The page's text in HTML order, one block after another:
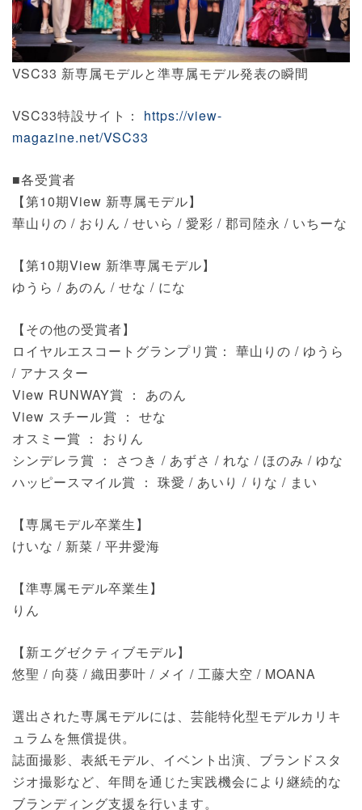
VSC33 新専属モデルと準専属モデル発表の瞬間
VSC33特設サイト： https://view-
magazine.net/VSC33
■各受賞者
【第10期View 新専属モデル】
華山りの / おりん / せいら / 愛彩 / 郡司陸永 / いちーな
【第10期View 新準専属モデル】
ゆうら / あのん / せな / にな
【その他の受賞者】
ロイヤルエスコートグランプリ賞： 華山りの / ゆうら
/ アナスター
View RUNWAY賞 ： あのん
View スチール賞 ： せな
オスミー賞 ： おりん
シンデレラ賞 ： さつき / あずさ / れな / ほのみ / ゆな
ハッピースマイル賞 ： 珠愛 / あいり / りな / まい
【専属モデル卒業生】
けいな / 新菜 / 平井愛海
【準専属モデル卒業生】
りん
【新エグゼクティブモデル】
悠聖 / 向葵 / 織田夢叶 / メイ / 工藤大空 / MOANA
選出された専属モデルには、芸能特化型モデルカリキ
ュラムを無償提供。
誌面撮影、表紙モデル、イベント出演、ブランドスタ
ジオ撮影など、年間を通じた実践機会により継続的な
ブランディング支援を行います。